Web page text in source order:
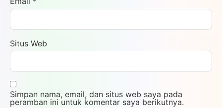
Situs Web
Simpan nama, email, dan situs web saya pada
peramban ini untuk komentar saya berikutnya.